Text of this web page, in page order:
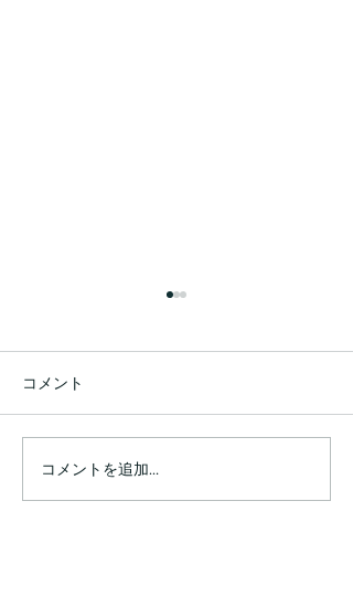
発見や喜びがたくさんあ
りすぎて書ききれない程
コメント
コメントを追加…